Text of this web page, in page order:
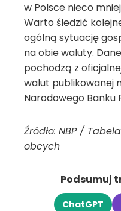
w Polsce nieco
Warto śledzić
ogólną sytuację
na obie waluty.
pochodzą z
walut publikowanej
Narodowego Banku
Źródło: NBP /
obcych
Podsumuj
ChatGPT